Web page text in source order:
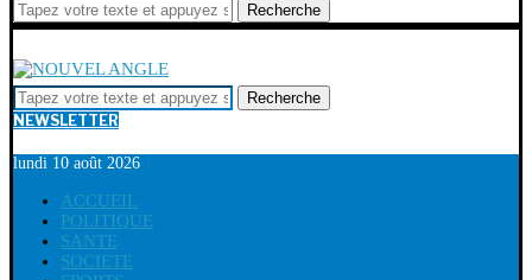
Recherche
Recherche
NEWSLETTER
lundi 10 août 2026
ACCUEIL
POLITIQUE
SANTE
SOCIETE